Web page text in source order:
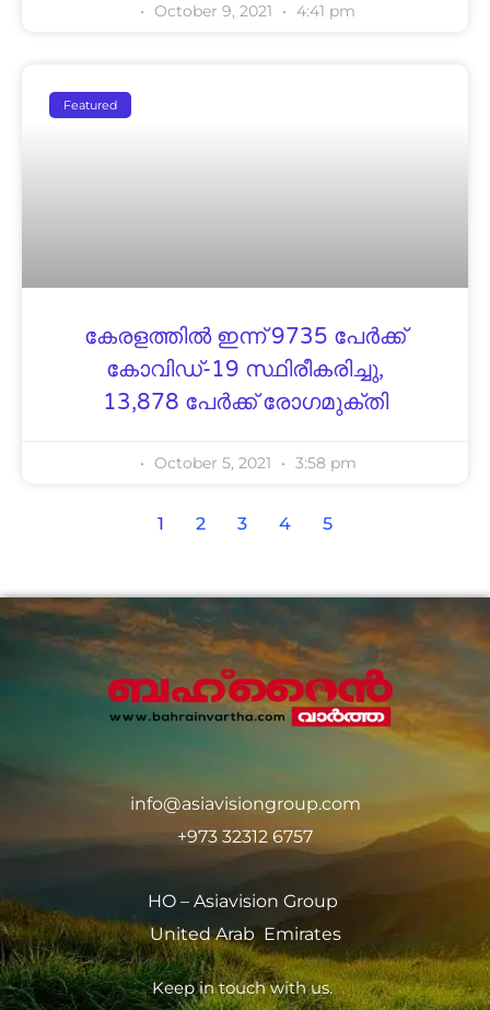
October 9, 2021 4:41 pm
Featured
കേരളത്തിൽ ഇന്ന് 9735 പേര്‍ക്ക്
കോവിഡ്-19 സ്ഥിരീകരിച്ചു,
13,878 പേർക്ക് രോഗമുക്തി
October 5, 2021 3:58 pm
1 2 3 4 5
info@asiavisiongroup.com
+973 32312 6757
HO – Asiavision Group
United Arab Emirates
Keep in touch with us.